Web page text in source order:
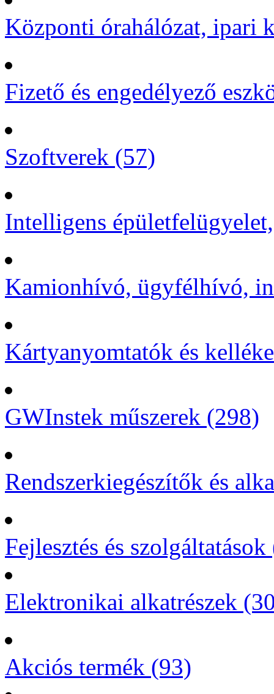
Központi órahálózat, ipari
Fizető és engedélyező
Szoftverek (57)
Intelligens
Kamionhívó, ügyfélhívó,
Kártyanyomtatók és
GWInstek műszerek (298)
Rendszerkiegészítők és
Fejlesztés és
Elektronikai alkatrészek
Akciós termék (93)